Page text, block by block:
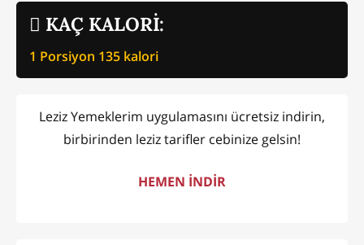
KAÇ KALORİ:
1 Porsiyon 135 kalori
Leziz Yemeklerim uygulamasını ücretsiz indirin,
birbirinden leziz tarifler cebinize gelsin!
HEMEN İNDİR